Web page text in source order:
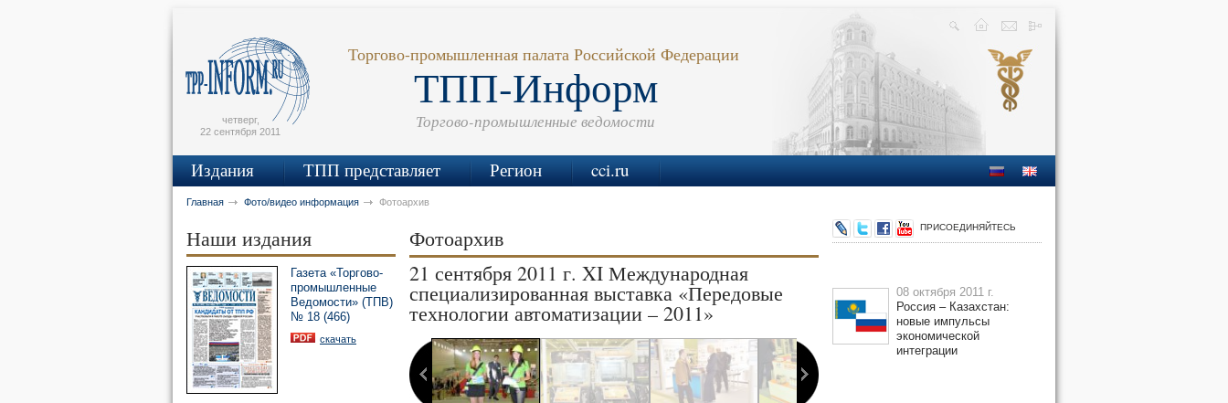
четверг,
22 сентября 2011
Торгово-промышленная палата Российской Федерации
ТПП-Информ
Торгово-промышленные ведомости
Издания ТПП представляет Регион cci.ru
Главная Фото/видео информация Фотоархив
Наши издания
Газета «Торгово-
промышленные
Ведомости» (ТПВ)
№ 18 (466)
скачать
Фотоархив
21 сентября 2011 г. XI Международная
специализированная выставка «Передовые
технологии автоматизации – 2011»
1 фотографий
ПРИСОЕДИНЯЙТЕСЬ
08 октября 2011 г.
Россия – Казахстан:
новые импульсы
экономической
интеграции